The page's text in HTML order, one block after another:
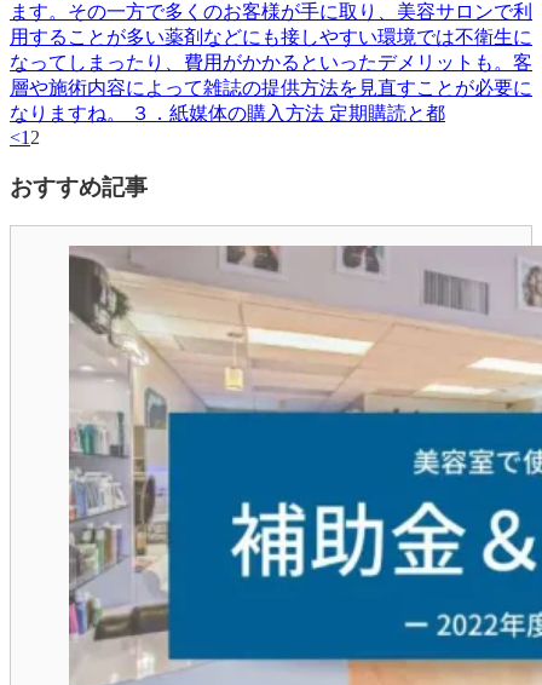
ます。その一方で多くのお客様が手に取り、美容サロンで利
用することが多い薬剤などにも接しやすい環境では不衛生に
なってしまったり、費用がかかるといったデメリットも。客
層や施術内容によって雑誌の提供方法を見直すことが必要に
なりますね。 ３．紙媒体の購入方法 定期購読と都
<1 2
おすすめ記事